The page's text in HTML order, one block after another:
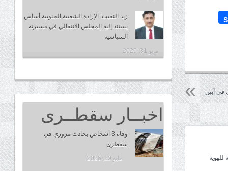
في أبين
زيد النقيب: الإرادة الشعبية الجنوبية أساس
يستند إليه المجلس الانتقالي في مسيرته
السياسية
مايو 31, 2026
اخبــار سقطــرى
وفاة 3 أشخاص بحادث مروري في
سقطرى
مايو 29, 2026